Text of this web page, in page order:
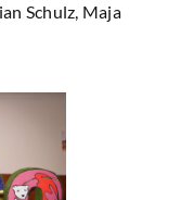
Schulz, Maja